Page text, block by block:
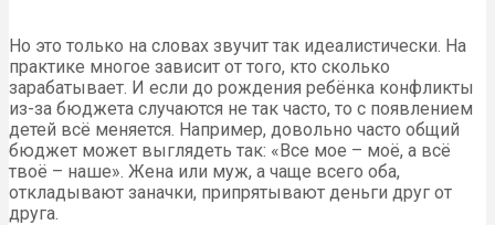
Но это только на словах звучит так идеалистически. На
практике многое зависит от того, кто сколько
зарабатывает. И если до рождения ребёнка конфликты
из-за бюджета случаются не так часто, то с появлением
детей всё меняется. Например, довольно часто общий
бюджет может выглядеть так: «Все мое – моё, а всё
твоё – наше». Жена или муж, а чаще всего оба,
откладывают заначки, припрятывают деньги друг от
друга.